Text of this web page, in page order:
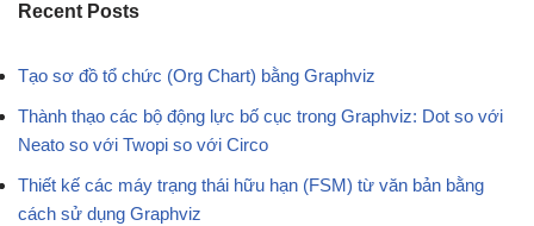
Recent Posts
Tạo sơ đồ tổ chức (Org Chart) bằng Graphviz
Thành thạo các bộ động lực bố cục trong Graphviz: Dot so với
Neato so với Twopi so với Circo
Thiết kế các máy trạng thái hữu hạn (FSM) từ văn bản bằng
cách sử dụng Graphviz